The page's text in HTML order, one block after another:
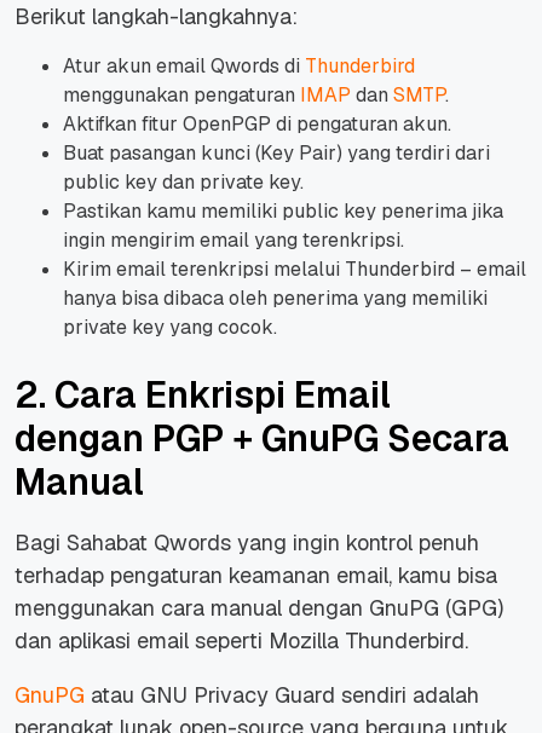
Berikut langkah-langkahnya:
Atur akun email Qwords di Thunderbird
menggunakan pengaturan IMAP dan SMTP.
Aktifkan fitur OpenPGP di pengaturan akun.
Buat pasangan kunci (Key Pair) yang terdiri dari
public key dan private key.
Pastikan kamu memiliki public key penerima jika
ingin mengirim email yang terenkripsi.
Kirim email terenkripsi melalui Thunderbird – email
hanya bisa dibaca oleh penerima yang memiliki
private key yang cocok.
2. Cara Enkrispi Email
dengan PGP + GnuPG Secara
Manual
Bagi Sahabat Qwords yang ingin kontrol penuh
terhadap pengaturan keamanan email, kamu bisa
menggunakan cara manual dengan GnuPG (GPG)
dan aplikasi email seperti Mozilla Thunderbird.
GnuPG atau GNU Privacy Guard sendiri adalah